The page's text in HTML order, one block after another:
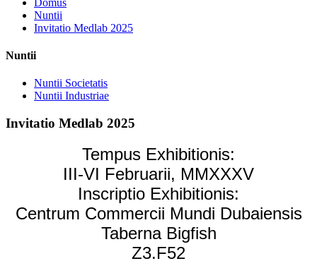
Nuntii
Invitatio Medlab 2025
Nuntii
Nuntii Societatis
Nuntii Industriae
Invitatio Medlab 2025
Tempus Exhibitionis:
III-VI Februarii, MMXXXV
Inscriptio Exhibitionis:
Centrum Commercii Mundi Dubaiensis
Taberna Bigfish
Z3.F52